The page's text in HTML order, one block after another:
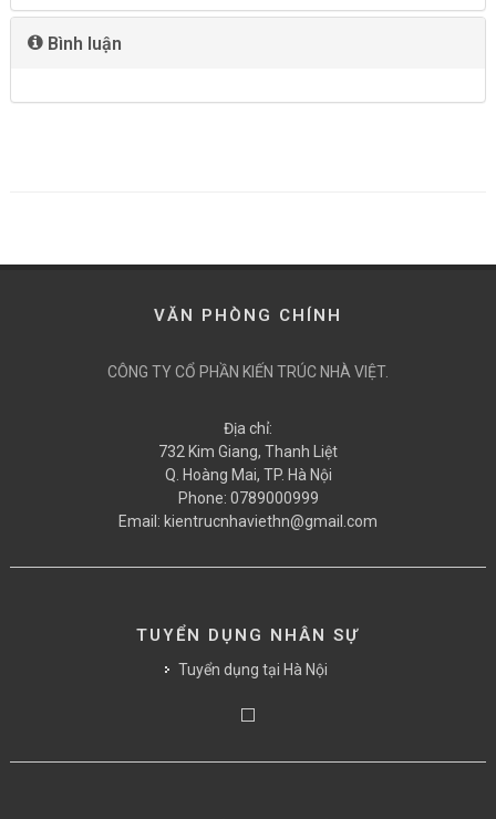
Bình luận
VĂN PHÒNG CHÍNH
CÔNG TY CỔ PHẦN KIẾN TRÚC NHÀ VIỆT.
Địa chỉ:
732 Kim Giang, Thanh Liệt
Q. Hoàng Mai, TP. Hà Nội
Phone: 0789000999
Email: kientrucnhaviethn@gmail.com
TUYỂN DỤNG NHÂN SỰ
Tuyển dụng tại Hà Nội